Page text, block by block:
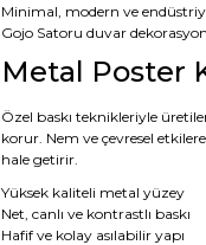
Minimal, modern ve
Gojo Satoru duvar
Metal Poster
Özel baskı teknikleriyle
korur. Nem ve çevresel
hale getirir.
Yüksek kaliteli metal yüzey
Net, canlı ve kontrastlı baskı
Hafif ve kolay asılabilir yapı